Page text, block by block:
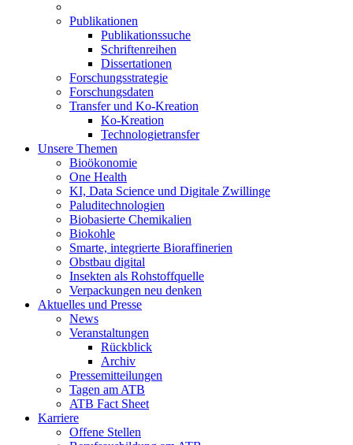
Publikationen
Publikationssuche
Schriftenreihen
Dissertationen
Forschungsstrategie
Forschungsdaten
Transfer und Ko-Kreation
Ko-Kreation
Technologietransfer
Unsere Themen
Bioökonomie
One Health
KI, Data Science und Digitale Zwillinge
Paluditechnologien
Biobasierte Chemikalien
Biokohle
Smarte, integrierte Bioraffinerien
Obstbau digital
Insekten als Rohstoffquelle
Verpackungen neu denken
Aktuelles und Presse
News
Veranstaltungen
Rückblick
Archiv
Pressemitteilungen
Tagen am ATB
ATB Fact Sheet
Karriere
Offene Stellen